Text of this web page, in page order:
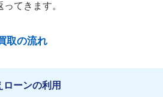
てきます。
取の流れ
ローンの利用